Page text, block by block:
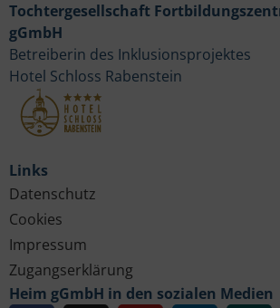
Links
Datenschutz
Cookies
Impressum
Zugangserklärung
Heim gGmbH in den sozialen Medien
Tochtergesellschaft
gGmbH
Betreiberin des Inklusionsprojektes
Hotel Schloss Rabenstein